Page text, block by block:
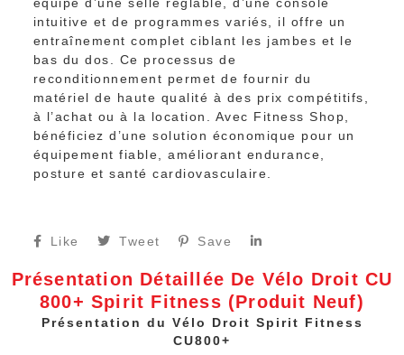
équipé d’une selle réglable, d’une console
intuitive et de programmes variés, il offre un
entraînement complet ciblant les jambes et le
bas du dos. Ce processus de
reconditionnement permet de fournir du
matériel de haute qualité à des prix compétitifs,
à l’achat ou à la location. Avec Fitness Shop,
bénéficiez d’une solution économique pour un
équipement fiable, améliorant endurance,
posture et santé cardiovasculaire.
Like Tweet Save
Présentation Détaillée De Vélo Droit CU
800+ Spirit Fitness (produit Neuf)
Présentation du Vélo Droit Spirit Fitness
CU800+